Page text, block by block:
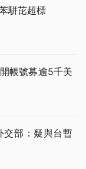
駢芘超標
帳號募逾5千美
交部：疑與台暫